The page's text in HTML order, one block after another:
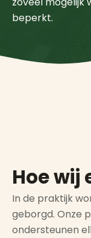
beperkt.
Hoe wij
In de praktijk
geborgd. Onze
ondersteunen